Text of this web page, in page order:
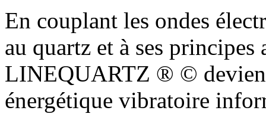
En couplant les ondes
au quartz et à ses principes
LINEQUARTZ ® ©
énergétique vibratoire